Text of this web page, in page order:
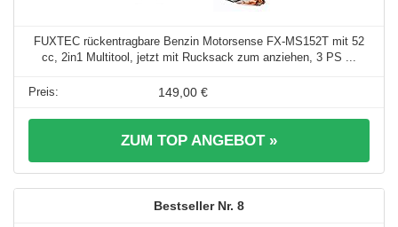
FUXTEC rückentragbare Benzin Motorsense FX-MS152T mit 52
cc, 2in1 Multitool, jetzt mit Rucksack zum anziehen, 3 PS ...
149,00 €
ZUM TOP ANGEBOT »
8